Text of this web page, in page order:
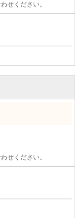
せください。
せください。